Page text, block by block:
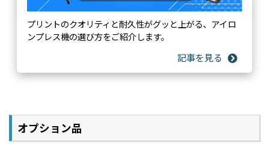
プリントのクオリティと耐久性がグッと上がる、アイロ
ンプレス機の選び方をご紹介します。
オプション品